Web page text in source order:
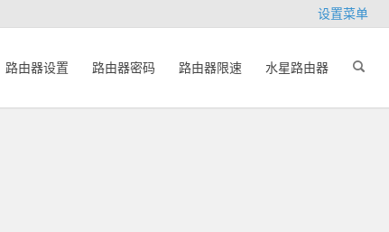
设置菜单
路由器设置 路由器密码 路由器限速 水星路由器